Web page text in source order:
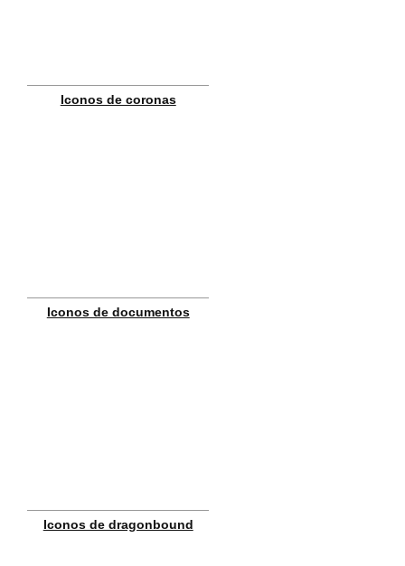
Iconos de coronas
Iconos de documentos
Iconos de dragonbound